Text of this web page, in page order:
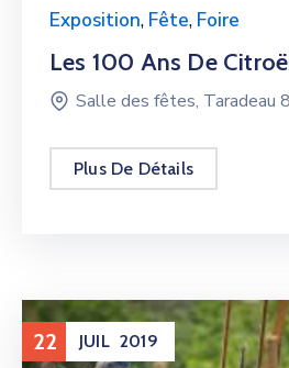
Exposition, Fête, Foire
Les 100 Ans De
Salle des fêtes, Taradeau
Plus De Détails
22 JUIL 2019